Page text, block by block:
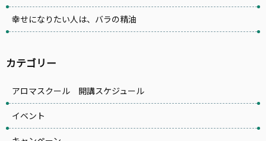
幸せになりたい人は、バラの精油
カテゴリー
アロマスクール 開講スケジュール
イベント